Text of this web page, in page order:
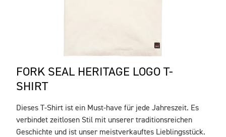
FORK SEAL HERITAGE LOGO T-
SHIRT
BESCHREIBUNG
Dieses T-Shirt ist ein Must-have für jede Jahreszeit. Es
verbindet zeitlosen Stil mit unserer traditionsreichen
Geschichte und ist unser meistverkauftes Lieblingsstück.